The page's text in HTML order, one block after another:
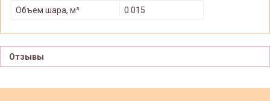
Объем шара, м³
0.015
Отзывы